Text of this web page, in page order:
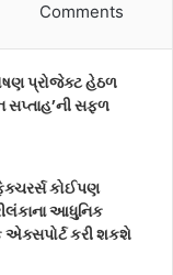
Comments
પ્રોજેક્ટ હેઠળ
સપ્તાહ’ની સફળ
કોઈપણ
આધુનિક
એક્સપોર્ટ કરી શકશે